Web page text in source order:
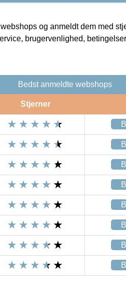
og anmeldt dem med
brugervenlighed,
Bedst anmeldte webshops
Stjerner